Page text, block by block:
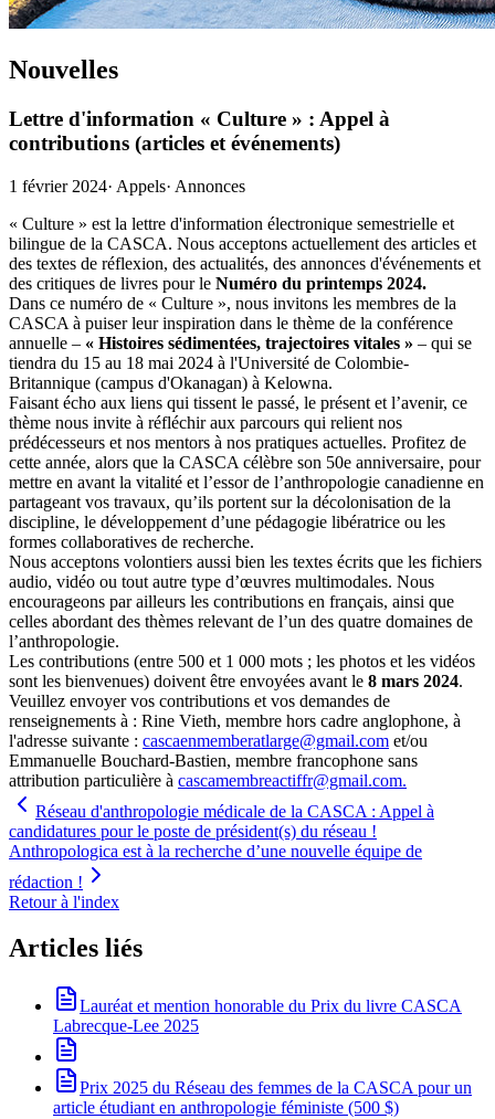
Nouvelles
Lettre d'information « Culture » : Appel à
contributions (articles et événements)
1 février 2024· Appels· Annonces
« Culture » est la lettre d'information électronique semestrielle et
bilingue de la CASCA. Nous acceptons actuellement des articles et
des textes de réflexion, des actualités, des annonces d'événements et
des critiques de livres pour le Numéro du printemps 2024.
Dans ce numéro de « Culture », nous invitons les membres de la
CASCA à puiser leur inspiration dans le thème de la conférence
annuelle – « Histoires sédimentées, trajectoires vitales » – qui se
tiendra du 15 au 18 mai 2024 à l'Université de Colombie-
Britannique (campus d'Okanagan) à Kelowna.
Faisant écho aux liens qui tissent le passé, le présent et l’avenir, ce
thème nous invite à réfléchir aux parcours qui relient nos
prédécesseurs et nos mentors à nos pratiques actuelles. Profitez de
cette année, alors que la CASCA célèbre son 50e anniversaire, pour
mettre en avant la vitalité et l’essor de l’anthropologie canadienne en
partageant vos travaux, qu’ils portent sur la décolonisation de la
discipline, le développement d’une pédagogie libératrice ou les
formes collaboratives de recherche.
Nous acceptons volontiers aussi bien les textes écrits que les fichiers
audio, vidéo ou tout autre type d’œuvres multimodales. Nous
encourageons par ailleurs les contributions en français, ainsi que
celles abordant des thèmes relevant de l’un des quatre domaines de
l’anthropologie.
Les contributions (entre 500 et 1 000 mots ; les photos et les vidéos
sont les bienvenues) doivent être envoyées avant le 8 mars 2024.
Veuillez envoyer vos contributions et vos demandes de
renseignements à : Rine Vieth, membre hors cadre anglophone, à
l'adresse suivante : cascaenmemberatlarge@gmail.com et/ou
Emmanuelle Bouchard-Bastien, membre francophone sans
attribution particulière à cascamembreactiffr@gmail.com.
Réseau d'anthropologie médicale de la CASCA : Appel à
candidatures pour le poste de président(s) du réseau !
Anthropologica est à la recherche d’une nouvelle équipe de
rédaction !
Retour à l'index
Articles liés
Lauréat et mention honorable du Prix du livre CASCA
Labrecque-Lee 2025
Prix 2025 du Réseau des femmes de la CASCA pour un
article étudiant en anthropologie féministe (500 $)